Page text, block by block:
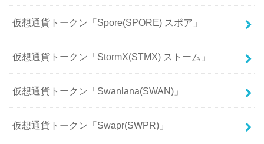
仮想通貨トークン「Spore(SPORE) スポア」
仮想通貨トークン「StormX(STMX) ストーム」
仮想通貨トークン「Swanlana(SWAN)」
仮想通貨トークン「Swapr(SWPR)」